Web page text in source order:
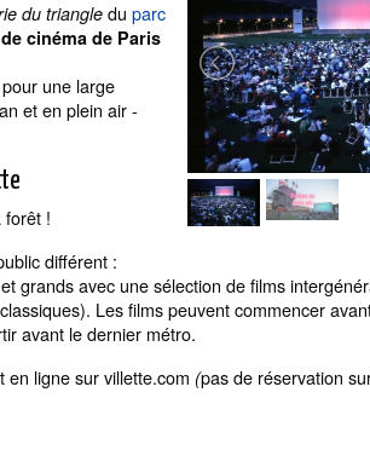
du triangledu parc
cinéma de Paris
une large
et en plein air -
forêt !
différent :
grands avec une sélection de films
Les films peuvent commencer
avant le dernier métro.
en ligne sur villette.com (pas de réservation